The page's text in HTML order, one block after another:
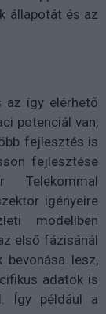
állapotát és az
az így elérhető
potenciál van,
fejlesztés is
fejlesztése
igényeire
modellben
első fázisánál
lesz,
adatok is
Így például a